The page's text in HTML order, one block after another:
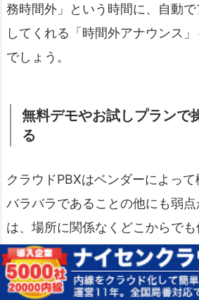
務時間外」という時間に、自動
してくれる「時間外アナウンス
でしょう。
無料デモやお試しプランで
る
クラウドPBXはベンダーによっ
バラバラであることの他にも弱
は、場所に関係なくどこからで
こそ発生するデメリットと言え
「利用する環境によって品質が